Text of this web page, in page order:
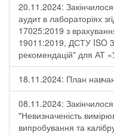
20.11.2024:
аудит в лабораторіях
17025:2019 з
19011:2019, ДСТУ ISO
рекомендацій" для АТ
18.11.2024: План
08.11.2024:
"Невизначеність
випробування та